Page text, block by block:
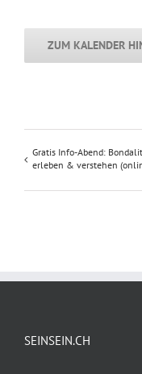
ZUM KALENDER
Gratis Info-Abend:
erleben & verstehen
SEINSEIN.CH